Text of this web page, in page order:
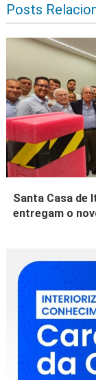
Posts
Santa Casa de
entregam o